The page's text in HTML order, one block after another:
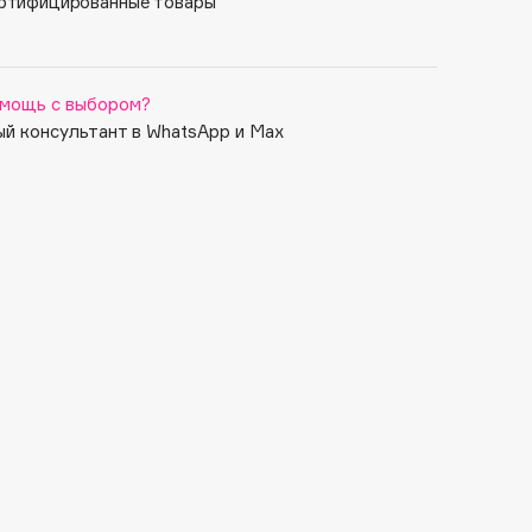
бумаги.
с выбором?
консультант в WhatsApp и Max